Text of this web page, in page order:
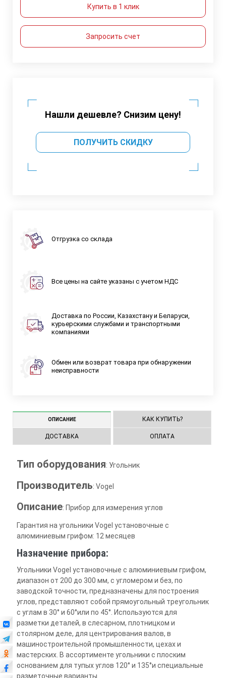
Купить в 1 клик
Запросить счет
Нашли дешевле? Снизим цену!
ПОЛУЧИТЬ СКИДКУ
Отгрузка со склада
Все цены на сайте указаны с учетом НДС
Доставка по России, Казахстану и Беларуси,
курьерскими службами и транспортными
компаниями
Обмен или возврат товара при обнаружении
неисправности
ОПИСАНИЕ КАК КУПИТЬ?
ДОСТАВКА ОПЛАТА
Тип оборудования: Угольник
Производитель: Vogel
Описание: Прибор для измерения углов
Гарантия на угольники Vogel установочные с
алюминиевым грифом: 12 месяцев
Назначение прибора:
Угольники Vogel установочные с алюминиевым грифом,
диапазон от 200 до 300 мм, с угломером и без, по
заводской точности, предназначены для построения
углов, представляют собой прямоугольный треугольник
с углам в 30° и 60°или по 45°. Используются для
разметки деталей, в слесарном, плотницком и
столярном деле, для центрирования валов, в
машиностроительной промышленности, цехах и
мастерских. В ассортименте угольники с плоским
основанием для тупых углов 120° и 135°и специальные
разметочные варианты.